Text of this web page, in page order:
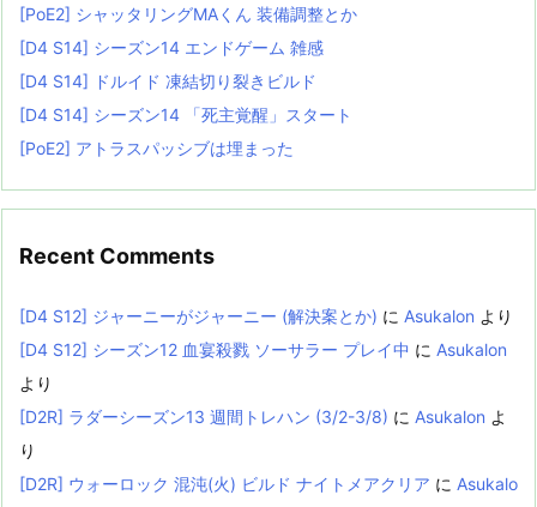
[PoE2] シャッタリングMAくん 装備調整とか
[D4 S14] シーズン14 エンドゲーム 雑感
[D4 S14] ドルイド 凍結切り裂きビルド
[D4 S14] シーズン14 「死主覚醒」スタート
[PoE2] アトラスパッシブは埋まった
Recent Comments
[D4 S12] ジャーニーがジャーニー (解決案とか) に Asukalon より
[D4 S12] シーズン12 血宴殺戮 ソーサラー プレイ中 に Asukalon
より
[D2R] ラダーシーズン13 週間トレハン (3/2-3/8) に Asukalon よ
り
[D2R] ウォーロック 混沌(火) ビルド ナイトメアクリア に Asukalo